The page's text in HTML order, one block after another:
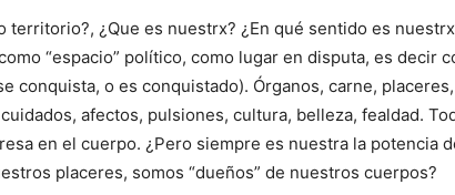
¿Que es nuestrx? ¿En qué sentido es
“espacio” político, como lugar en disputa, es decir
conquista, o es conquistado). Órganos, carne, placeres,
afectos, pulsiones, cultura, belleza, fealdad.
en el cuerpo. ¿Pero siempre es nuestra la potencia
placeres, somos “dueños” de nuestros cuerpos?